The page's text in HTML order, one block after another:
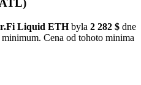
Liquid ETHbyla 2 282 $ dne
Cena od tohoto minima